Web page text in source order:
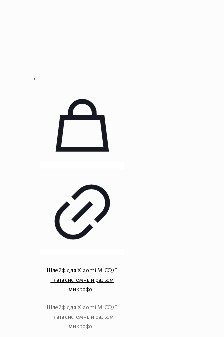
Шлейф для Xiaomi Mi CC9E
плата системный разъем
микрофон
Шлейф для Xiaomi Mi CC9E
плата системный разъем
микрофон